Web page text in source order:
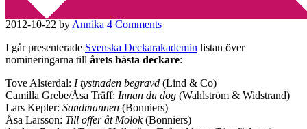
2012-10-22 by Annika 4 Comments
I går presenterade Svenska Deckarakademin listan över
nomineringarna till årets bästa deckare:
Tove Alsterdal: I tystnaden begravd (Lind & Co)
Camilla Grebe/Åsa Träff: Innan du dog (Wahlström & Widstrand)
Lars Kepler: Sandmannen (Bonniers)
Åsa Larsson: Till offer åt Molok(Bonniers)